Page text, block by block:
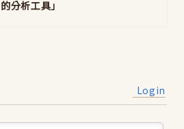
的分析工具」
Login